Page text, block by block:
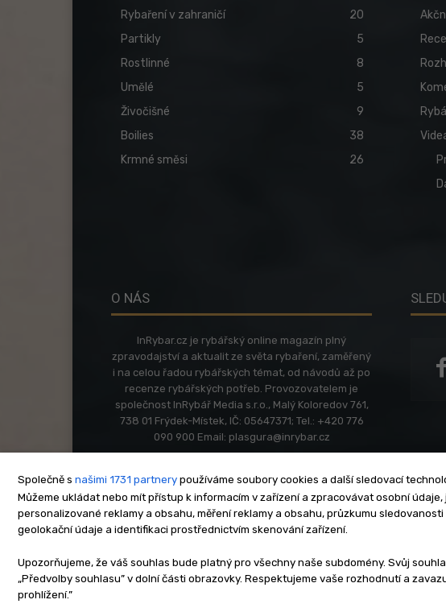
Rybaření v zahraničí
20
Partikly
5
Rostlinné
8
Umělé
5
Živočišné
9
Boilies
38
Krmné směsi
26
O NÁS
InRybar.cz je rybářský online magazín plný
zpravodajství a aktualit ze světa rybaření, zaměřený
i na celou řadou rybářských témat, od návodů až po
recenze rybářských potřeb. Provozovatelem je
společnost InRybář Media s.r.o., Malý Koloredov 761,
738 01 Frýdek-Místek, IČ: 05647371; Tel.: +420 776
090 900 Email: plasgura@inrybar.cz
O nás Kontakt Reklama
Copyright © www.inrybar.cz 2013 - 2026 | Na
Společně s našimi 1731 partnery používáme soubory cookies a další sledovací
Můžeme ukládat nebo mít přístup k informacím v zařízení a zpracovávat osobní
personalizované reklamy a obsahu, měření reklamy a obsahu, průzkumu
geolokační údaje a identifikaci prostřednictvím skenování zařízení.
Upozorňujeme, že váš souhlas bude platný pro všechny naše subdomény. Svůj
„Předvolby souhlasu” v dolní části obrazovky. Respektujeme vaše rozhodnutí a
prohlížení.”